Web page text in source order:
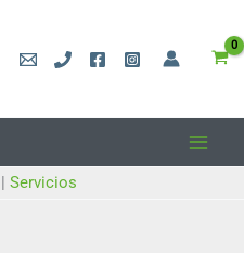
| Servicios